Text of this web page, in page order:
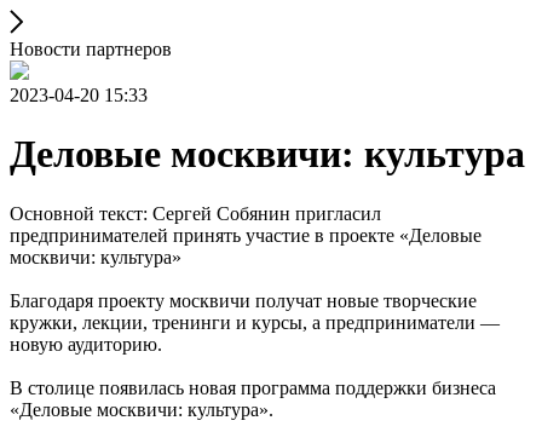
Новости партнеров
2023-04-20 15:33
Деловые москвичи: культура
Основной текст: Сергей Собянин пригласил
предпринимателей принять участие в проекте «Деловые
москвичи: культура»
Благодаря проекту москвичи получат новые творческие
кружки, лекции, тренинги и курсы, а предприниматели —
новую аудиторию.
В столице появилась новая программа поддержки бизнеса
«Деловые москвичи: культура».